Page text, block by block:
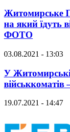
Житомирське
на який їдуть
ФОТО
03.08.2021 - 13:03
У
військкоматів
19.07.2021 - 14:47